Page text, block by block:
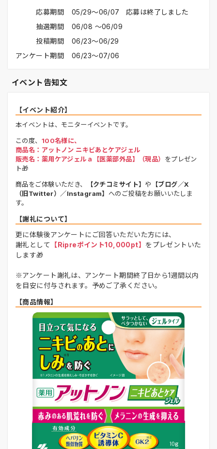
応募期間
05/29〜06/07 応募は終了しました
抽選期間
06/08 〜06/09
投稿期間
06/23〜06/29
アンケート期間
06/23〜07/06
イベント告知文
【イベント紹介】
本イベントは、モニターイベントです。
この度、 100名様に、
商品名：アットノン ニキビあとケアジェル
販売名：薬用ケアジェルａ【医薬部外品】（現品） をプレゼン
ト🎁
商品をご体験いただき、 【クチコミサイト】や
【ブログ／X
（旧Twitter）／Instagram】 へのご投稿をお願いいたしま
す。
【謝礼について】
更に体験後アンケートにご回答いただいた方には、
謝礼として
【Ripreポイント10,000pt】 をプレゼントいた
します🎁
※アンケート謝礼は、アンケート期間終了日から1週間以内
を目安に付与されます。予めご了承ください。
【商品情報】